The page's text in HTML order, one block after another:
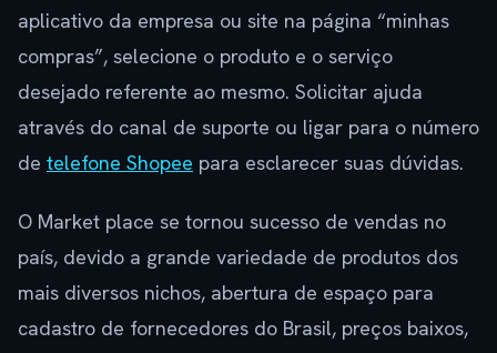
aplicativo da empresa ou site na página “minhas
compras”, selecione o produto e o serviço
desejado referente ao mesmo. Solicitar ajuda
através do canal de suporte ou ligar para o número
de telefone Shopee para esclarecer suas dúvidas.
O Market place se tornou sucesso de vendas no
país, devido a grande variedade de produtos dos
mais diversos nichos, abertura de espaço para
cadastro de fornecedores do Brasil, preços baixos,